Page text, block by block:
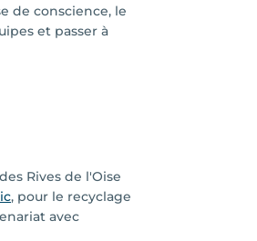
de conscience, le
et passer à
Rives de l'Oise
, pour le recyclage
avec